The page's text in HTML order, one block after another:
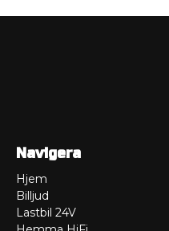
Navigera
Hjem
Billjud
Lastbil 24V